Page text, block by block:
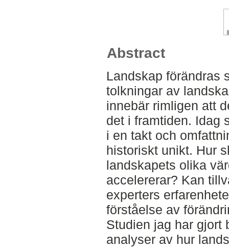
Abstract
Landskap förändras
tolkningar av
innebär rimligen att
det i framtiden. Idag
i en takt och
historiskt unikt. Hur
landskapets olika
accelererar? Kan
experters
förståelse av
Studien jag har gjort
analyser av hur